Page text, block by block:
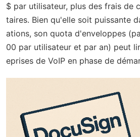
$ par utilisateur, plus des frais de
taires. Bien qu'elle soit puissante
ations, son quota d'enveloppes
00 par utilisateur et par an) peut
eprises de VoIP en phase de